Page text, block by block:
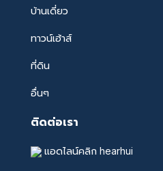
บ้านเดี่ยว
ทาวน์เฮ้าส์
ที่ดิน
อื่นๆ
ติดต่อเรา
แอดไลน์คลิก hearhui